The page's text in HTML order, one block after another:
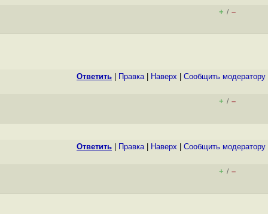
+ / –
Ответить Правка| Наверх Cообщить модератору
+ / –
Ответить Правка| Наверх Cообщить модератору
+ / –